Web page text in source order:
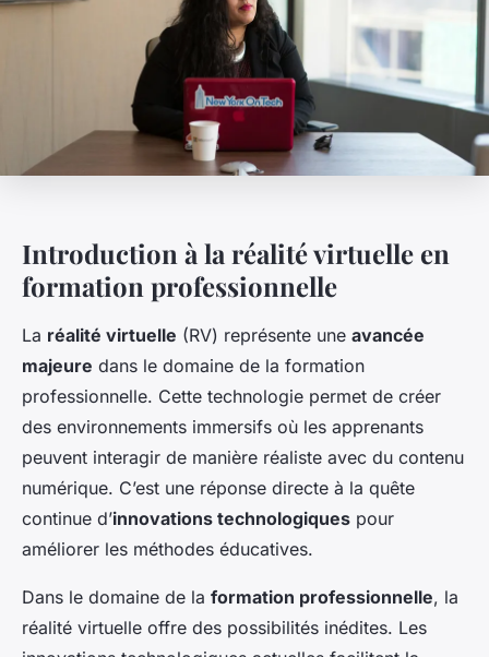
Introduction à la réalité virtuelle en
formation professionnelle
La réalité virtuelle (RV) représente une avancée
majeure dans le domaine de la formation
professionnelle. Cette technologie permet de créer
des environnements immersifs où les apprenants
peuvent interagir de manière réaliste avec du contenu
numérique. C’est une réponse directe à la quête
continue d’innovations technologiques pour
améliorer les méthodes éducatives.
Dans le domaine de la formation professionnelle, la
réalité virtuelle offre des possibilités inédites. Les